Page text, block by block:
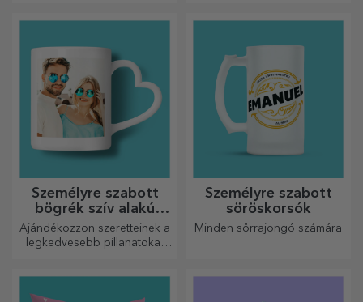
Személyre szabott
bögrék szív alakú
fogantyúval
Ajándékozzon szeretteinek a
legkedvesebb pillanatokat
Személyre szabott
söröskorsók
Minden sörrajongó számára